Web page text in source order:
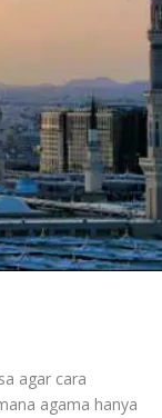
agar cara
agama hanya